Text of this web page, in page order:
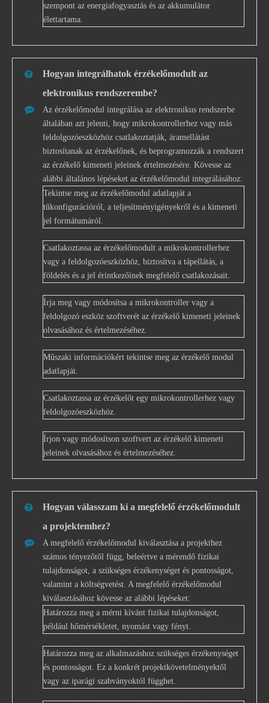
szempont az energiafogyasztás és az akkumulátor
élettartama.
Hogyan integrálhatok érzékelőmodult az
elektronikus rendszerembe?
Az érzékelőmodul integrálása az elektronikus rendszerbe
általában azt jelenti, hogy mikrokontrollerhez vagy más
feldolgozóeszközhöz csatlakoztatják, áramellátást
biztosítanak az érzékelőnek, és beprogramozzák a rendszert
az érzékelő kimeneti jeleinek értelmezésére. Kövesse az
alábbi általános lépéseket az érzékelőmodul integrálásához:
Tekintse meg az érzékelőmodul adatlapját a
tűkonfigurációról, a teljesítményigényekről és a kimeneti
jel formátumáról.
Csatlakoztassa az érzékelőmodult a mikrokontrollerhez
vagy a feldolgozóeszközhöz, biztosítva a tápellátás, a
földelés és a jel érintkezőinek megfelelő csatlakozásait.
Írja meg vagy módosítsa a mikrokontroller vagy a
feldolgozó eszköz szoftverét az érzékelő kimeneti jeleinek
olvasásához és értelmezéséhez.
Műszaki információkért tekintse meg az érzékelő modul
adatlapját.
Csatlakoztassa az érzékelőt egy mikrokontrollerhez vagy
feldolgozóeszközhöz.
Írjon vagy módosítson szoftvert az érzékelő kimeneti
jeleinek olvasásához és értelmezéséhez.
Hogyan válasszam ki a megfelelő érzékelőmodult
a projektemhez?
A megfelelő érzékelőmodul kiválasztása a projekthez
számos tényezőtől függ, beleértve a mérendő fizikai
tulajdonságot, a szükséges érzékenységet és pontosságot,
valamint a költségvetést. A megfelelő érzékelőmodul
kiválasztásához kövesse az alábbi lépéseket:
Határozza meg a mérni kívánt fizikai tulajdonságot,
például hőmérsékletet, nyomást vagy fényt.
Határozza meg az alkalmazáshoz szükséges érzékenységet
és pontosságot. Ez a konkrét projektkövetelményektől
vagy az iparági szabványoktól függhet.